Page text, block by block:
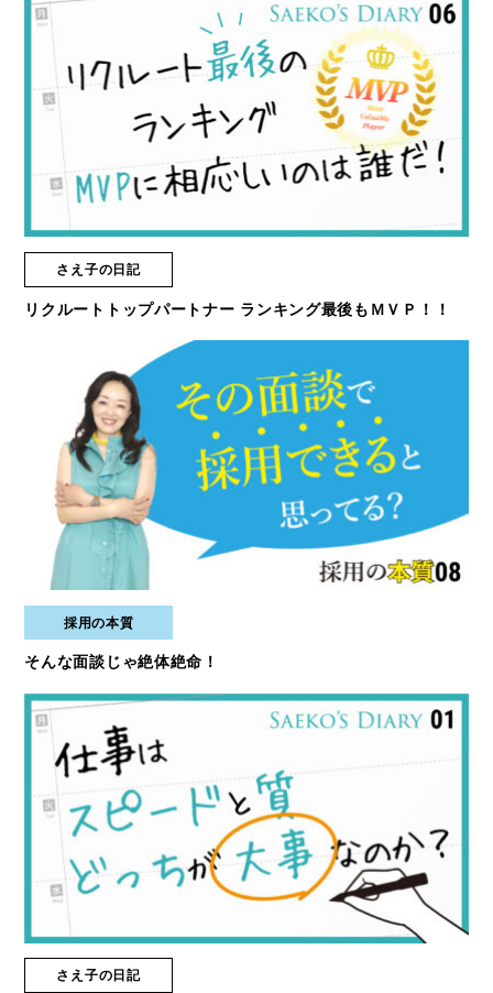
さえ子の日記
リクルートトップパートナー ランキング最後もＭＶＰ！！
採用の本質
そんな面談じゃ絶体絶命！
さえ子の日記